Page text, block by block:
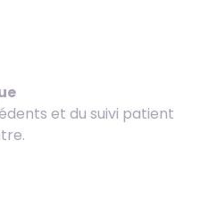
et du suivi patient